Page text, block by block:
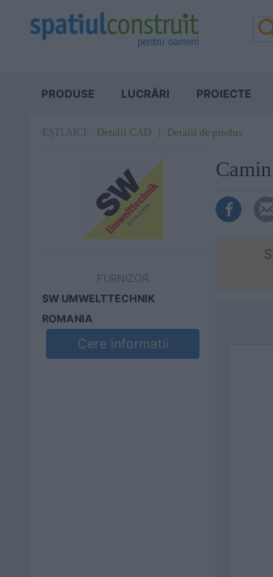
PRODUSE LUCRĂRI PROIECTE
EȘTI AICI: Detalii CAD Detalii de produs
FURNIZOR
SW UMWELTTECHNIK
ROMANIA
Cere informatii